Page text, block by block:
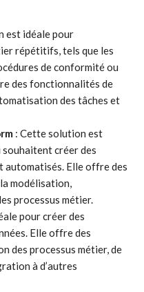
est idéale pour
répétitifs, tels que les
de conformité ou
des fonctionnalités de
des tâches et
: Cette solution est
créer des
automatisés. Elle offre des
modélisation,
processus métier.
pour créer des
Elle offre des
des processus métier, de
à d’autres